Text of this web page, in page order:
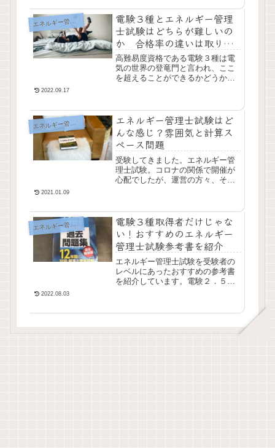
がもらえない。というの...
エ
ネルギー管理士
電験３種とエネルギー管理
士試験はどちらが難しいの
か 合格率の違いは取りや
すさの違い
高難易度資格である電験３種は電
気の世界の登竜門と言われ、ここ
を超えることができるかどうか
した後に受験するイメー...
2022.09.17
エ
ネルギー管理士
エネルギー管理士試験はど
んな感じ？雰囲気と計算ス
ペース問題
受験してきました。エネルギー管
理士試験。コロナの関係で開催が
心配でしたが、運営の方々、そし
ったかもしれません。は...
2021.01.09
エ
ネルギー管理士
電験３種取得者だけじゃな
い！おすすめのエネルギー
管理士試験参考書を紹介
エネルギー管理士試験を受験者の
レベルにあったおすすめの参考書
を紹介しています。電験２．５種
2022.08.03